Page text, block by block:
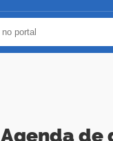
Agenda de